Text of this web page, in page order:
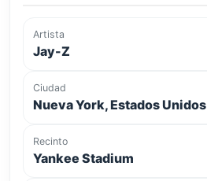
Artista
Jay-Z
Ciudad
Nueva York, Estados Unidos
Recinto
Yankee Stadium